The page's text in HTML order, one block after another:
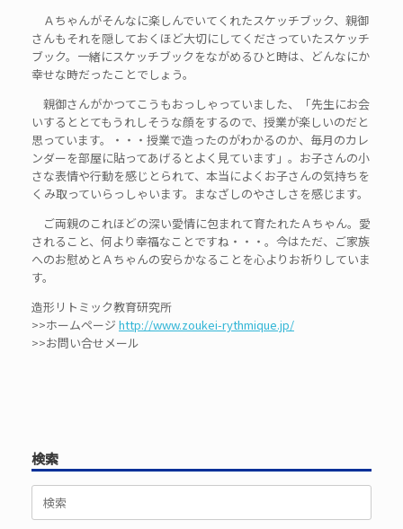
Ａちゃんがそんなに楽しんでいてくれたスケッチブック、親御
さんもそれを隠しておくほど大切にしてくださっていたスケッチ
ブック。一緒にスケッチブックをながめるひと時は、どんなにか
幸せな時だったことでしょう。
親御さんがかつてこうもおっしゃっていました、「先生にお会
いするととてもうれしそうな顔をするので、授業が楽しいのだと
思っています。・・・授業で造ったのがわかるのか、毎月のカレ
ンダーを部屋に貼ってあげるとよく見ています」。お子さんの小
さな表情や行動を感じとられて、本当によくお子さんの気持ちを
くみ取っていらっしゃいます。まなざしのやさしさを感じます。
ご両親のこれほどの深い愛情に包まれて育たれたＡちゃん。愛
されること、何より幸福なことですね・・・。今はただ、ご家族
へのお慰めとＡちゃんの安らかなることを心よりお祈りしていま
す。
造形リトミック教育研究所
>>ホームページ http://www.zoukei-rythmique.jp/
>>お問い合せメール
検索
検